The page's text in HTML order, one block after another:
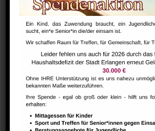
11:30 - 12:45
Serien:
NextSteps / BabySteps (1-3 Jahre)
VERANSTALTUNGSORT
Raum 112
Internationaler
Kaffeetreff
Suppenschmaus